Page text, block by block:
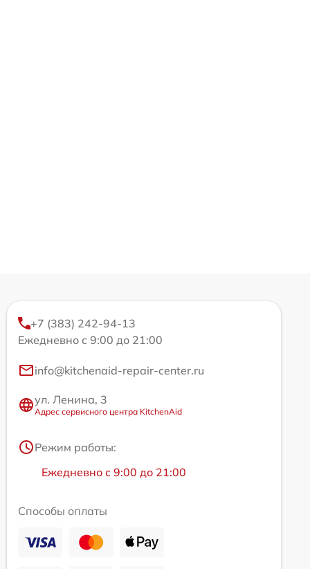
+7 (383) 242-94-13
Ежедневно с 9:00 до 21:00
info@kitchenaid-repair-center.ru
ул. Ленина, 3
Адрес сервисного центра KitchenAid
Режим работы:
Ежедневно с 9:00 до 21:00
Способы оплаты